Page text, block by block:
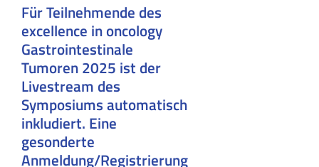
Für Teilnehmende des
excellence in oncology
Gastrointestinale
Tumoren 2025 ist der
Livestream des
Symposiums automatisch
inkludiert. Eine
gesonderte
Anmeldung/Registrierung